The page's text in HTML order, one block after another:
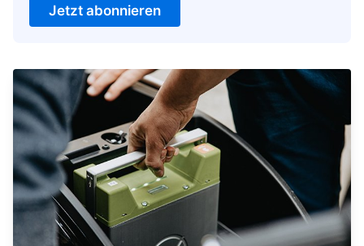
Jetzt abonnieren